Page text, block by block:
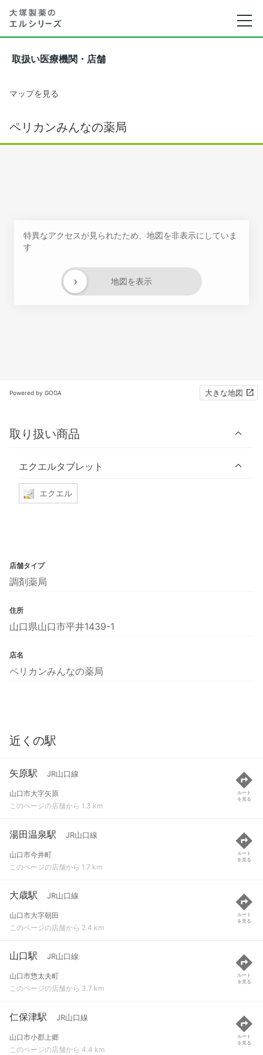
取扱い医療機関・店舗
マップを見る
ペリカンみんなの薬局
特異なアクセスが見られたため、地図を非表示にしていま
す
地図を表示
›
Powered by GOGA 大きな地図
取り扱い商品
エクエルタブレット
エクエル
店舗タイプ
調剤薬局
住所
山口県山口市平井1439-1
店名
ペリカンみんなの薬局
近くの駅
矢原駅 JR山口線
山口市大字矢原
このページの店舗から 1.3 km
ルート
を見る
湯田温泉駅 JR山口線
山口市今井町
このページの店舗から 1.7 km
ルート
を見る
大歳駅 JR山口線
山口市大字朝田
このページの店舗から 2.4 km
ルート
を見る
山口駅 JR山口線
山口市惣太夫町
このページの店舗から 3.7 km
ルート
を見る
仁保津駅 JR山口線
山口市小郡上郷
このページの店舗から 4.4 km
ルート
を見る